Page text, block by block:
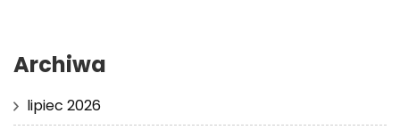
Archiwa
lipiec 2026